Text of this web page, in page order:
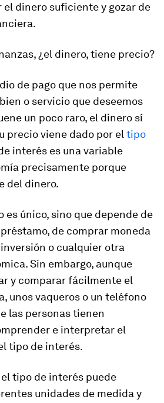
el dinero suficiente y gozar de
¿el dinero, tiene precio?
de pago que nos permite
o servicio que deseemos
un poco raro, el dinero sí
precio viene dado por el tipo
interés es una variable
precisamente porque
del dinero.
es único, sino que depende de
de comprar moneda
o cualquier otra
Sin embargo, aunque
y comparar fácilmente el
unos vaqueros o un teléfono
las personas tienen
e interpretar el
tipo de interés.
tipo de interés puede
unidades de medida y